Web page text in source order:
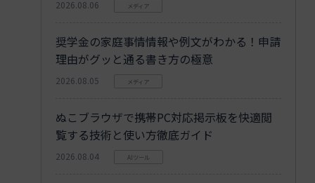
2026.08.06 メディア
奨学金の家庭事情情報や例文がわかる！申請
理由がグッと通る書き方の極意
2026.08.05 メディア
ぬこブラウザで携帯PC対応掲示板を快適閲
覧する技術と使い方徹底ガイド
2026.08.04 AIツール